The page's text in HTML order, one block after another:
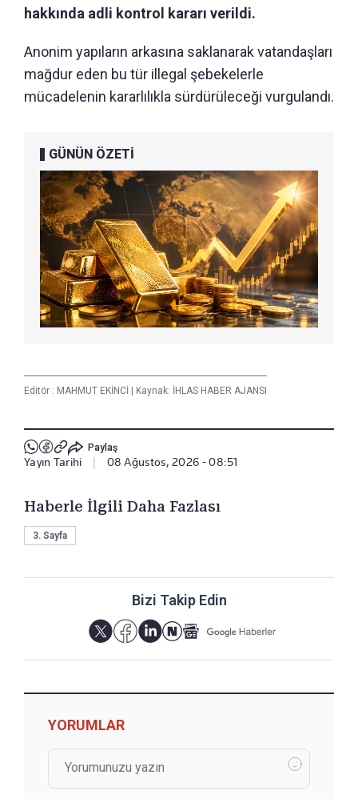
hakkında adli kontrol kararı verildi.
Anonim yapıların arkasına saklanarak vatandaşları
mağdur eden bu tür illegal şebekelerle
mücadelenin kararlılıkla sürdürüleceği vurgulandı.
GÜNÜN ÖZETİ
Editör : MAHMUT EKİNCİ | Kaynak: İHLAS HABER AJANSI
Paylaş
Yayın Tarihi 08 Ağustos, 2026 - 08:51
Haberle İlgili Daha Fazlası
3. Sayfa
Bizi Takip Edin
YORUMLAR